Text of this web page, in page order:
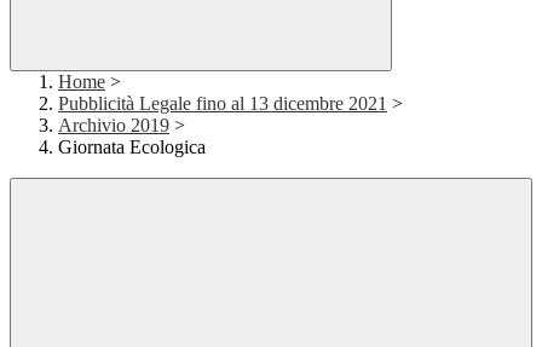
Home >
Pubblicità Legale fino al 13 dicembre 2021 >
Archivio 2019 >
Giornata Ecologica